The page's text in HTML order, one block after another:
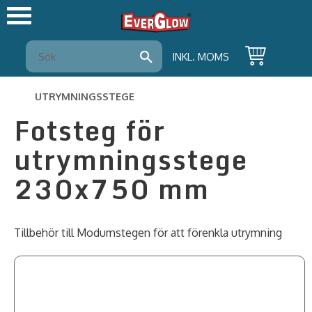
INKL. MOMS
UTRYMNINGSSTEGE
Fotsteg för
utrymningsstege
230x750 mm
Tillbehör till Modumstegen för att förenkla utrymning